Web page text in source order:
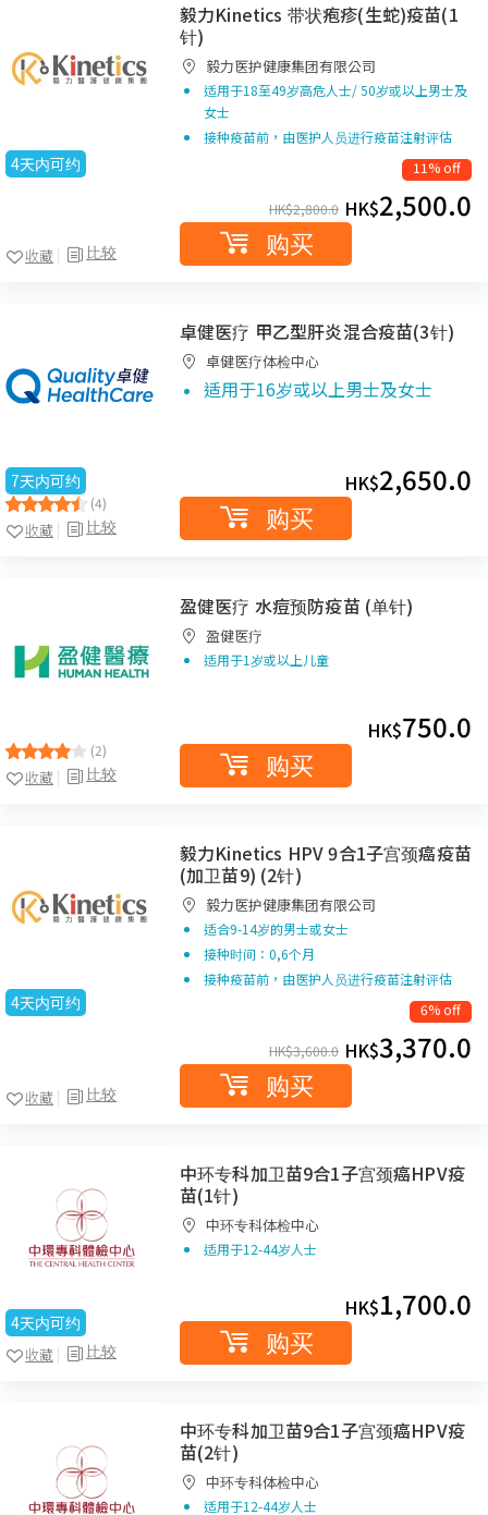
4天内可约
比较
收藏
毅力Kinetics 带状疱疹(生蛇)疫苗(1
针)
毅力医护健康集团有限公司
适用于18至49岁高危人士/ 50岁或以上男士及
女士
接种疫苗前，由医护人员进行疫苗注射评估
11% off
HK$2,800.0 HK$2,500.0
购买
7天内可约
(4)
比较
收藏
卓健医疗 甲乙型肝炎混合疫苗(3针)
卓健医疗体检中心
适用于16岁或以上男士及女士
HK$2,650.0
购买
(2)
比较
收藏
盈健医疗 水痘预防疫苗 (单针)
盈健医疗
适用于1岁或以上儿童
HK$750.0
购买
4天内可约
比较
收藏
毅力Kinetics HPV 9合1子宫颈癌疫苗
(加卫苗9) (2针)
毅力医护健康集团有限公司
适合9-14岁的男士或女士
接种时间：0,6个月
接种疫苗前，由医护人员进行疫苗注射评估
6% off
HK$3,600.0 HK$3,370.0
购买
4天内可约
比较
收藏
中环专科加卫苗9合1子宫颈癌HPV疫
苗(1针)
中环专科体检中心
适用于12-44岁人士
HK$1,700.0
购买
中环专科加卫苗9合1子宫颈癌HPV疫
苗(2针)
中环专科体检中心
适用于12-44岁人士